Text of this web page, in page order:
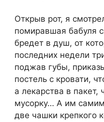
Открыв рот, я
помиравшая бабуля
бредет в душ, от
последних недели
поджав губы,
постель с кровати,
а лекарства в пакет,
мусорку… А им самим
две чашки крепкого